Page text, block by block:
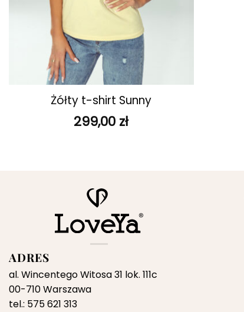
Żółty t-shirt Sunny
299,00 zł
ADRES
al. Wincentego Witosa 31 lok. 111c
00-710 Warszawa
tel.: 575 621 313